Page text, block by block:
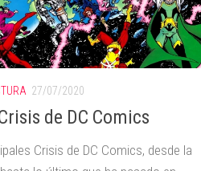
27/07/2020
de DC Comics
Crisis de DC Comics, desde la